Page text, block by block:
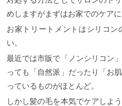
めしますがまずはお家でのケアに
お家トリートメントはシリコン
い。
最近では市販で「ノンシリコン
っても「自然派」だったり「お
っているものがほとんど。
しかし髪の毛を本気でケアしよ